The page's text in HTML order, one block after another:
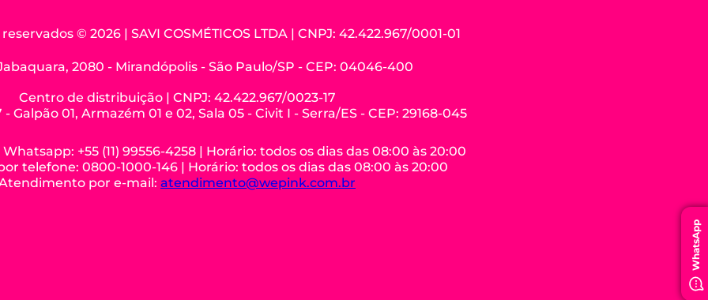
© 2026 | SAVI COSMÉTICOS LTDA | CNPJ: 42.422.967/0001-01
2080 - Mirandópolis - São Paulo/SP - CEP: 04046-400
Centro de distribuição | CNPJ: 42.422.967/0023-17
Galpão 01, Armazém 01 e 02, Sala 05 - Civit I - Serra/ES - CEP: 29168-045
+55 (11) 99556-4258 | Horário: todos os dias das 08:00 às 20:00
telefone: 0800-1000-146 | Horário: todos os dias das 08:00 às 20:00
por e-mail: atendimento@wepink.com.br
WhatsApp